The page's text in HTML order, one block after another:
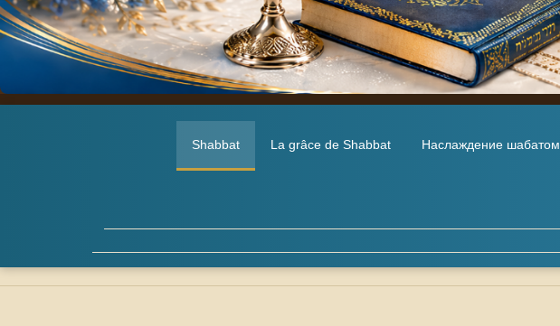
Наслаждение шабатом
La grâce de Shabbat
Shabbat